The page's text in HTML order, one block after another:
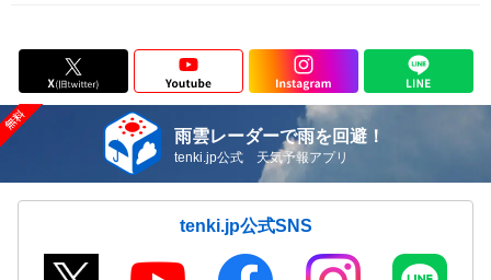
雨雲レーダーで雨を回避！
tenki.jp公式 天気予報アプリ
tenki.jp公式SNS